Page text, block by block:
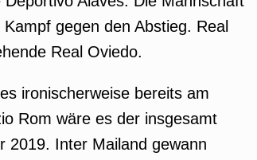
gegen den Abstieg. Real
Real Oviedo.
ironischerweise bereits am
Rom wäre es der insgesamt
2019. Inter Mailand gewann